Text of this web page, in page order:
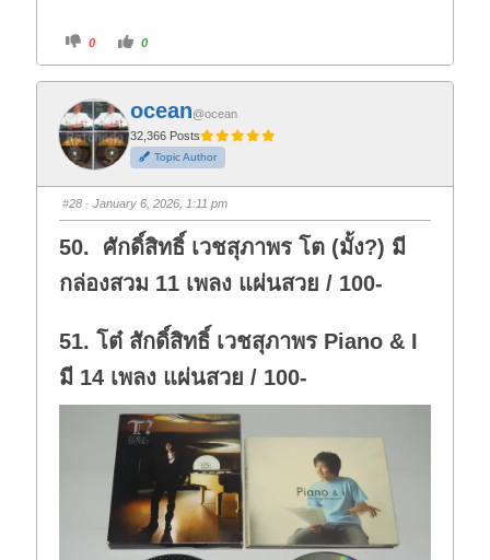
C
i
f
o
r
t
h
u
m
d
o
n
.
0
C
i
o
t
h
u
m
u
p
0
ocean@ocean
32,366 Posts
Topic Author
#28 · January 6, 2026, 1:11 pm
50. ศักดิ์สิทธิ์ เวชสุภาพร โต (มั้ง?) มี
กล่องสวม 11 เพลง แผ่นสวย / 100-
51. โต๋ สักดิ์สิทธิ์ เวชสุภาพร Piano & I
มี 14 เพลง แผ่นสวย / 100-